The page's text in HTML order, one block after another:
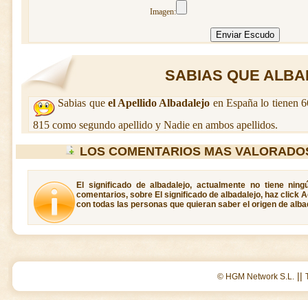
Imagen:
SABIAS QUE
Sabias que el Apellido Albadalejo en España lo tienen
815 como segundo apellido y Nadie en ambos apellidos.
LOS COMENTARIOS MAS
El significado de albadalejo, actualmente no tiene
comentarios, sobre El significado de albadalejo, haz click
con todas las personas que quieran saber el origen de
© HGM Network S.L. ||